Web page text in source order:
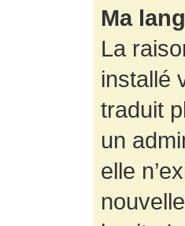
Ma
La
installé
traduit
un
elle